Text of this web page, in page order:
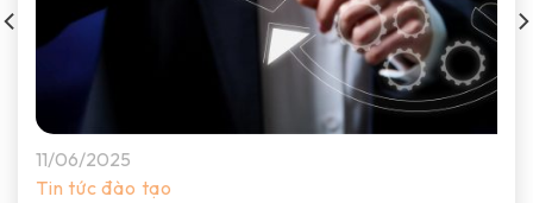
11/06/2025
Tin tức đào tạo